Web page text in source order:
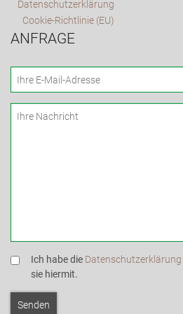
Datenschutzerklärung
Cookie-Richtlinie (EU)
ANFRAGE
Ich habe die Datenschutzerklärung
sie hiermit.